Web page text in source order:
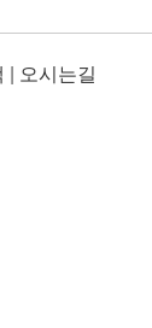
오시는길